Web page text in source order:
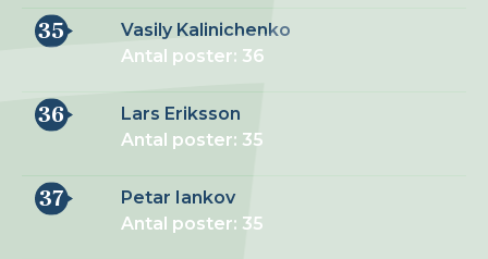
35
Vasily Kalinichenko
Antal poster: 36
36
Lars Eriksson
Antal poster: 35
37
Petar Iankov
Antal poster: 35